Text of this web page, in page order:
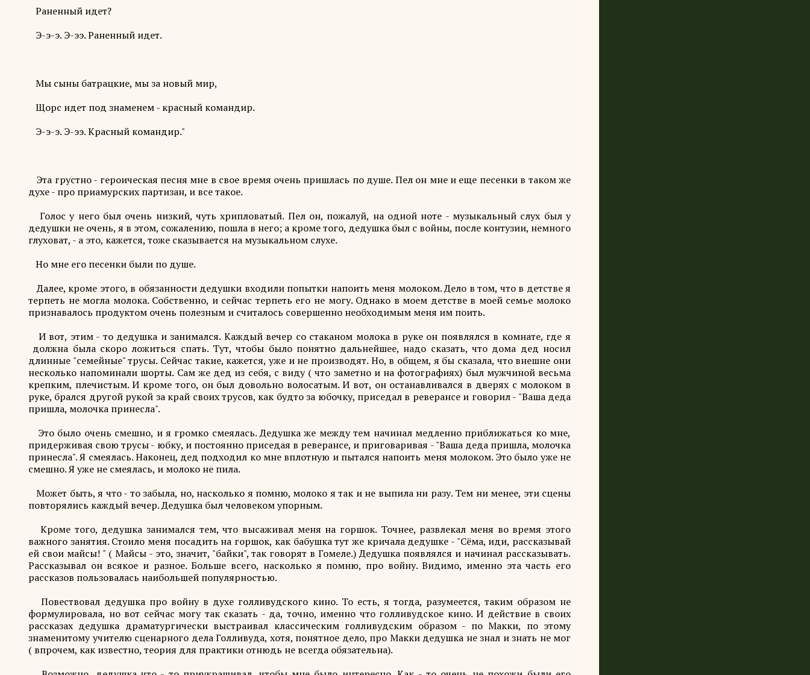
Раненный идет?
Э-э-э. Э-ээ. Раненный идет.
Мы сыны батрацкие, мы за новый мир,
Щорс идет под знаменем - красный командир.
Э-э-э. Э-ээ. Красный командир."
Эта грустно - героическая песня мне в свое время очень пришлась по душе. Пел он мне и еще песенки в таком же
духе - про приамурских партизан, и все такое.
Голос у него был очень низкий, чуть хрипловатый. Пел он, пожалуй, на одной ноте - музыкальный слух был у
дедушки не очень, я в этом, сожалению, пошла в него; а кроме того, дедушка был с войны, после контузии, немного
глуховат, - а это, кажется, тоже сказывается на музыкальном слухе.
Но мне его песенки были по душе.
Далее, кроме этого, в обязанности дедушки входили попытки напоить меня молоком. Дело в том, что в детстве я
терпеть не могла молока. Собственно, и сейчас терпеть его не могу. Однако в моем детстве в моей семье молоко
признавалось продуктом очень полезным и считалось совершенно необходимым меня им поить.
И вот, этим - то дедушка и занимался. Каждый вечер со стаканом молока в руке он появлялся в комнате, где я
должна была скоро ложиться спать. Тут, чтобы было понятно дальнейшее, надо сказать, что дома дед носил
длинные "семейные" трусы. Сейчас такие, кажется, уже и не производят. Но, в общем, я бы сказала, что внешне они
несколько напоминали шорты. Сам же дед из себя, с виду ( что заметно и на фотографиях) был мужчиной весьма
крепким, плечистым. И кроме того, он был довольно волосатым. И вот, он останавливался в дверях с молоком в
руке, брался другой рукой за край своих трусов, как будто за юбочку, приседал в реверансе и говорил - "Ваша деда
пришла, молочка принесла".
Это было очень смешно, и я громко смеялась. Дедушка же между тем начинал медленно приближаться ко мне,
придерживая свою трусы - юбку, и постоянно приседая в реверансе, и приговаривая - "Ваша деда пришла, молочка
принесла". Я смеялась. Наконец, дед подходил ко мне вплотную и пытался напоить меня молоком. Это было уже не
смешно. Я уже не смеялась, и молоко не пила.
Может быть, я что - то забыла, но, насколько я помню, молоко я так и не выпила ни разу. Тем ни менее, эти сцены
повторялись каждый вечер. Дедушка был человеком упорным.
Кроме того, дедушка занимался тем, что высаживал меня на горшок. Точнее, развлекал меня во время этого
важного занятия. Стоило меня посадить на горшок, как бабушка тут же кричала дедушке - "Сёма, иди, рассказывай
ей свои майсы! " ( Майсы - это, значит, "байки", так говорят в Гомеле.) Дедушка появлялся и начинал рассказывать.
Рассказывал он всякое и разное. Больше всего, насколько я помню, про войну. Видимо, именно эта часть его
рассказов пользовалась наибольшей популярностью.
Повествовал дедушка про войну в духе голливудского кино. То есть, я тогда, разумеется, таким образом не
формулировала, но вот сейчас могу так сказать - да, точно, именно что голливудское кино. И действие в своих
рассказах дедушка драматургически выстраивал классическим голливудским образом - по Макки, по этому
знаменитому учителю сценарного дела Голливуда, хотя, понятное дело, про Макки дедушка не знал и знать не мог
( впрочем, как известно, теория для практики отнюдь не всегда обязательна).